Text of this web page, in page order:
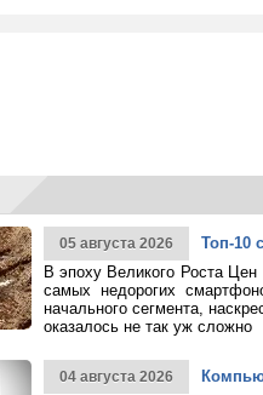
05 августа 2026
Топ-10
В эпоху Великого Роста
самых недорогих
начального сегмента,
оказалось не так уж сложно
04 августа 2026